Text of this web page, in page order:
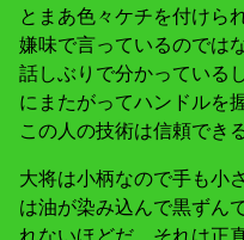
とまあ色々ケチを付けら
嫌味で言っているのでは
話しぶりで分かっている
にまたがってハンドルを
この人の技術は信頼でき
大将は小柄なので手も小
は油が染み込んで黒ずん